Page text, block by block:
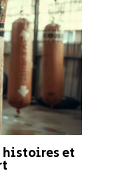
histoires et